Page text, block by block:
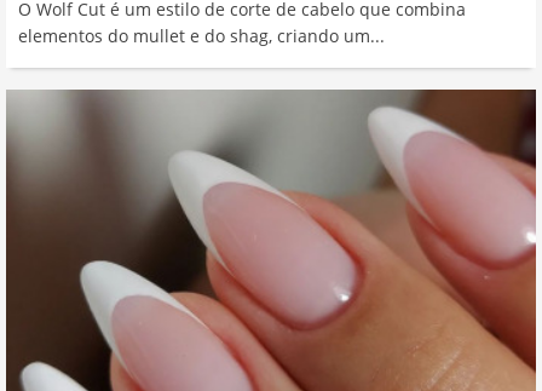
O Wolf Cut é um estilo de corte de cabelo que combina
elementos do mullet e do shag, criando um...